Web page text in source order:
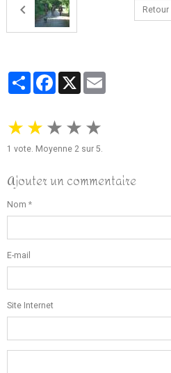
Retour
PartagerFacebook
★ ★ ★ ★ ★
1 vote. Moyenne 2 sur 5.
Ajouter un commentaire
Nom
E-mail
Site Internet